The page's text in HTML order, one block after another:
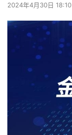
2024年4月30日 18:10